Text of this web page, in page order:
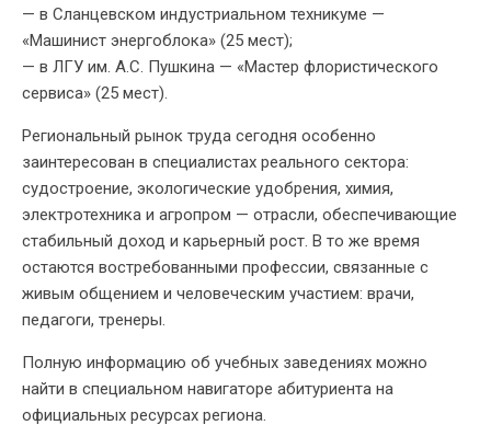
— в Сланцевском индустриальном техникуме —
«Машинист энергоблока» (25 мест);
— в ЛГУ им. А.С. Пушкина — «Мастер флористического
сервиса» (25 мест).
Региональный рынок труда сегодня особенно
заинтересован в специалистах реального сектора:
судостроение, экологические удобрения, химия,
электротехника и агропром — отрасли, обеспечивающие
стабильный доход и карьерный рост. В то же время
остаются востребованными профессии, связанные с
живым общением и человеческим участием: врачи,
педагоги, тренеры.
Полную информацию об учебных заведениях можно
найти в специальном навигаторе абитуриента на
официальных ресурсах региона.